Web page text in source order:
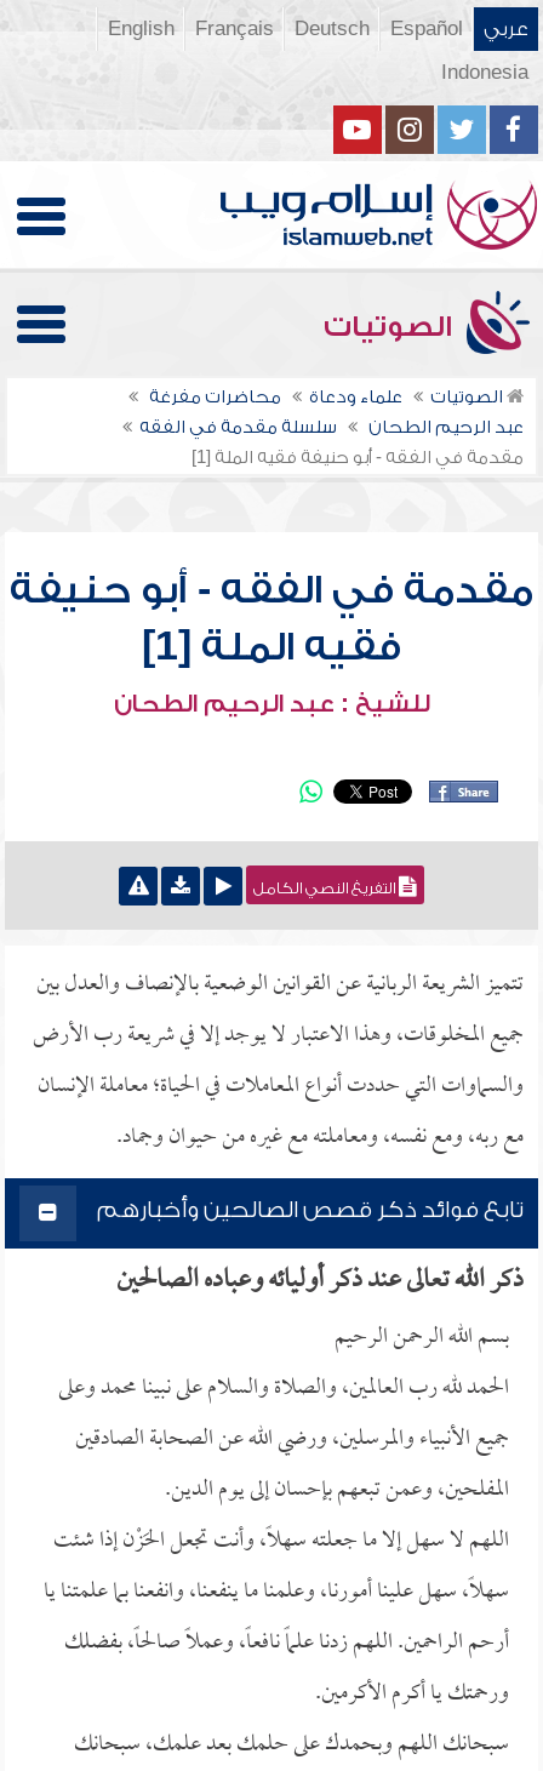
عربي Español
Deutsch
Français
English
Indonesia
الصوتيات
الصوتيات علماء ودعاة
محاضرات مفرغة
عبد الرحيم الطحان
سلسلة مقدمة في الفقه
مقدمة في الفقه - أبو حنيفة فقيه الملة [1]
مقدمة في الفقه - أبو حنيفة
فقيه الملة [1]
للشيخ : عبد الرحيم الطحان
التفريغ النصي الكامل
تتميز الشريعة الربانية عن القوانين الوضعية بالإنصاف والعدل بين
جميع المخلوقات، وهذا الاعتبار لا يوجد إلا في شريعة رب الأرض
والسماوات التي حددت أنواع المعاملات في الحياة؛ معاملة الإنسان
مع ربه، ومع نفسه، ومعاملته مع غيره من حيوان وجماد.
تابع فوائد ذكر قصص الصالحين وأخبارهم
ذكر الله تعالى عند ذكر أوليائه وعباده الصالحين
بسم الله الرحمن الرحيم
الحمد لله رب العالمين، والصلاة والسلام على نبينا محمد وعلى
جميع الأنبياء والمرسلين، ورضي الله عن الصحابة الصادقين
المفلحين، وعمن تبعهم بإحسان إلى يوم الدين.
اللهم لا سهل إلا ما جعلته سهلاً، وأنت تجعل الحَزْن إذا شئت
سهلاً، سهل علينا أمورنا، وعلمنا ما ينفعنا، وانفعنا بما علمتنا يا
أرحم الراحمين. اللهم زدنا علماً نافعاً، وعملاً صالحاً، بفضلك
ورحمتك يا أكرم الأكرمين.
سبحانك اللهم وبحمدك على حلمك بعد علمك، سبحانك